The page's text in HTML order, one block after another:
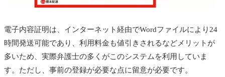
電子内容証明は、インターネット経由でWordファイルにより24
時間発送可能であり、利用料金も値引きされるなどメリットが
多いため、実際弁護士の多くがこのシステムを利用していま
す。ただし、事前の登録が必要な点に留意が必要です。